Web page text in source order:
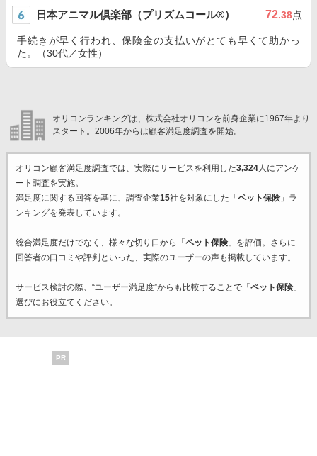
日本アニマル倶楽部（プリズムコール®） 72.38点
手続きが早く行われ、保険金の支払いがとても早くて助かっ
た。（30代／女性）
オリコンランキングは、株式会社オリコンを前身企業に1967年より
スタート。2006年からは顧客満足度調査を開始。
オリコン顧客満足度調査では、実際にサービスを利用した3,324人にアンケ
ート調査を実施。
満足度に関する回答を基に、調査企業15社を対象にした「 ペット保険」ラ
ンキングを発表しています。
総合満足度だけでなく、様々な切り口から「 ペット保険」を評価。さらに
回答者の口コミや評判といった、実際のユーザーの声も掲載しています。
サービス検討の際、“ユーザー満足度”からも比較することで「 ペット保険」
選びにお役立てください。
PR